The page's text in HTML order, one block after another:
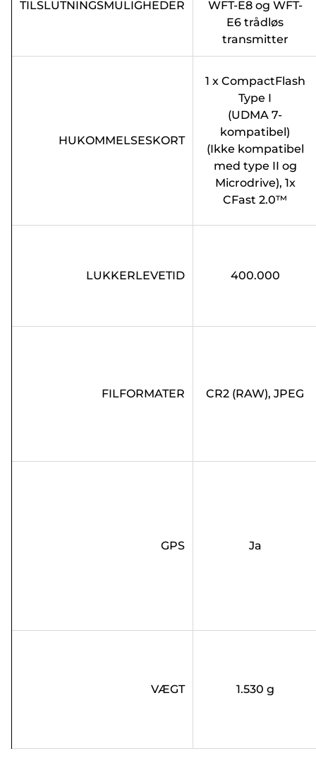
TILSLUTNINGSMULIGHEDER
WFT-E8 og WFT-
E6 trådløs
transmitter
HUKOMMELSESKORT
1 x CompactFlash
Type I
(UDMA 7-
kompatibel)
(Ikke kompatibel
med type II og
Microdrive), 1x
CFast 2.0™
LUKKERLEVETID 400.000
FILFORMATER CR2 (RAW), JPEG
GPS Ja
VÆGT 1.530 g